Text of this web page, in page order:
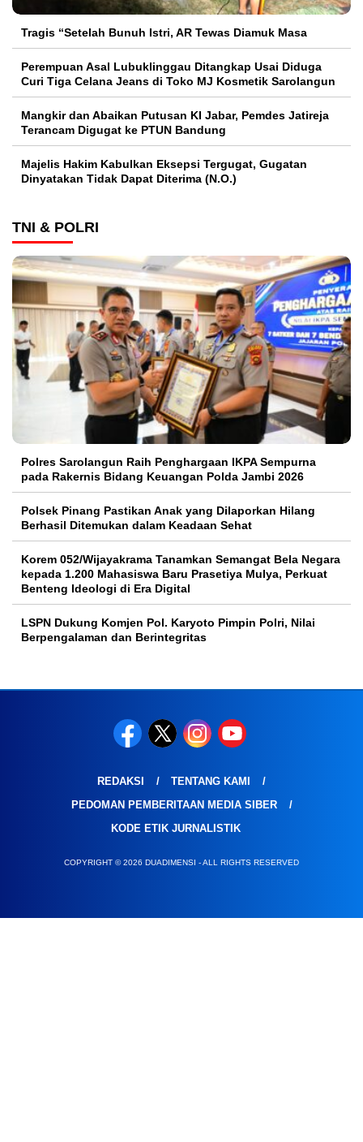
Tragis “Setelah Bunuh Istri, AR Tewas Diamuk Masa
Perempuan Asal Lubuklinggau Ditangkap Usai Diduga
Curi Tiga Celana Jeans di Toko MJ Kosmetik Sarolangun
Mangkir dan Abaikan Putusan KI Jabar, Pemdes Jatireja
Terancam Digugat ke PTUN Bandung
Majelis Hakim Kabulkan Eksepsi Tergugat, Gugatan
Dinyatakan Tidak Dapat Diterima (N.O.)
TNI & POLRI
Polres Sarolangun Raih Penghargaan IKPA Sempurna
pada Rakernis Bidang Keuangan Polda Jambi 2026
Polsek Pinang Pastikan Anak yang Dilaporkan Hilang
Berhasil Ditemukan dalam Keadaan Sehat
Korem 052/Wijayakrama Tanamkan Semangat Bela Negara
kepada 1.200 Mahasiswa Baru Prasetiya Mulya, Perkuat
Benteng Ideologi di Era Digital
LSPN Dukung Komjen Pol. Karyoto Pimpin Polri, Nilai
Berpengalaman dan Berintegritas
REDAKSI
TENTANG KAMI
PEDOMAN PEMBERITAAN MEDIA SIBER
KODE ETIK JURNALISTIK
COPYRIGHT © 2026 DUADIMENSI - ALL RIGHTS RESERVED